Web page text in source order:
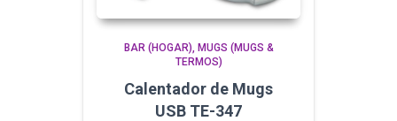
BAR (HOGAR)
MUGS (MUGS &
TERMOS)
Calentador de Mugs
USB TE-347